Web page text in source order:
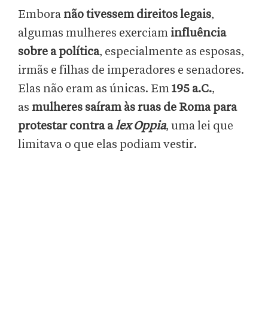
Embora não tivessem direitos legais,
algumas mulheres exerciam influência
sobre a política, especialmente as esposas,
irmãs e filhas de imperadores e senadores.
Elas não eram as únicas. Em195 a.C.,
as mulheres saíram às ruas de Roma para
protestar contra alex Oppia, uma lei que
limitava o que elas podiam vestir.